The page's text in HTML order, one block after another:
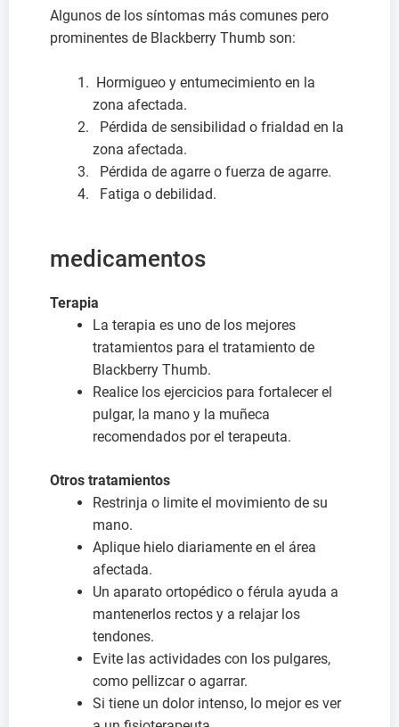
Algunos de los síntomas más comunes pero
prominentes de Blackberry Thumb son:
Hormigueo y entumecimiento en la
zona afectada.
Pérdida de sensibilidad o frialdad en la
zona afectada.
Pérdida de agarre o fuerza de agarre.
Fatiga o debilidad.
medicamentos
Terapia
La terapia es uno de los mejores
tratamientos para el tratamiento de
Blackberry Thumb.
Realice los ejercicios para fortalecer el
pulgar, la mano y la muñeca
recomendados por el terapeuta.
Otros tratamientos
Restrinja o limite el movimiento de su
mano.
Aplique hielo diariamente en el área
afectada.
Un aparato ortopédico o férula ayuda a
mantenerlos rectos y a relajar los
tendones.
Evite las actividades con los pulgares,
como pellizcar o agarrar.
Si tiene un dolor intenso, lo mejor es ver